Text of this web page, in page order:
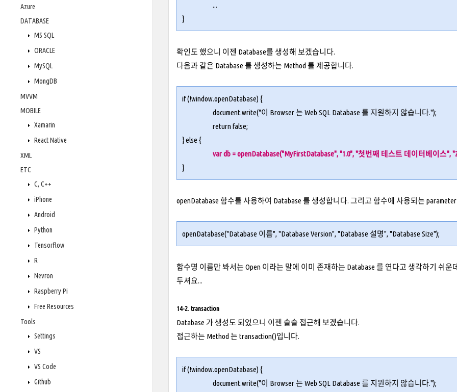
Azure
DATABASE
MS SQL
ORACLE
MySQL
MongDB
MVVM
MOBILE
Xamarin
React Native
XML
ETC
C, C++
iPhone
Android
Python
Tensorflow
R
Nevron
Raspberry Pi
Free Resources
Tools
Settings
VS
VS Code
Github
...
}
확인도 했으니 이젠 Database를 생성해 보겠습니다.
다음과 같은 Database 를 생성하는 Method 를 제공합니다.
if (!window.openDatabase) {
document.write("이 Browser 는 Web SQL Database 를 지원하지 않습니다.");
return false;
} else {
var db = openDatabase("MyFirstDatabase", "1.0", "첫번째 테스트 데이터베이스",
}
openDatabase 함수를 사용하여 Database 를 생성합니다. 그리고 함수에 사용되는
openDatabase("Database 이름", "Database Version", "Database 설명", "Database Size");
함수명 이름만 봐서는 Open 이라는 말에 이미 존재하는 Database 를 연다고 생각하기 쉬
두셔요...
14-2. transaction
Database 가 생성도 되었으니 이젠 슬슬 접근해 보겠습니다.
접근하는 Method 는 transaction()입니다.
if (!window.openDatabase) {
document.write("이 Browser 는 Web SQL Database 를 지원하지 않습니다.");